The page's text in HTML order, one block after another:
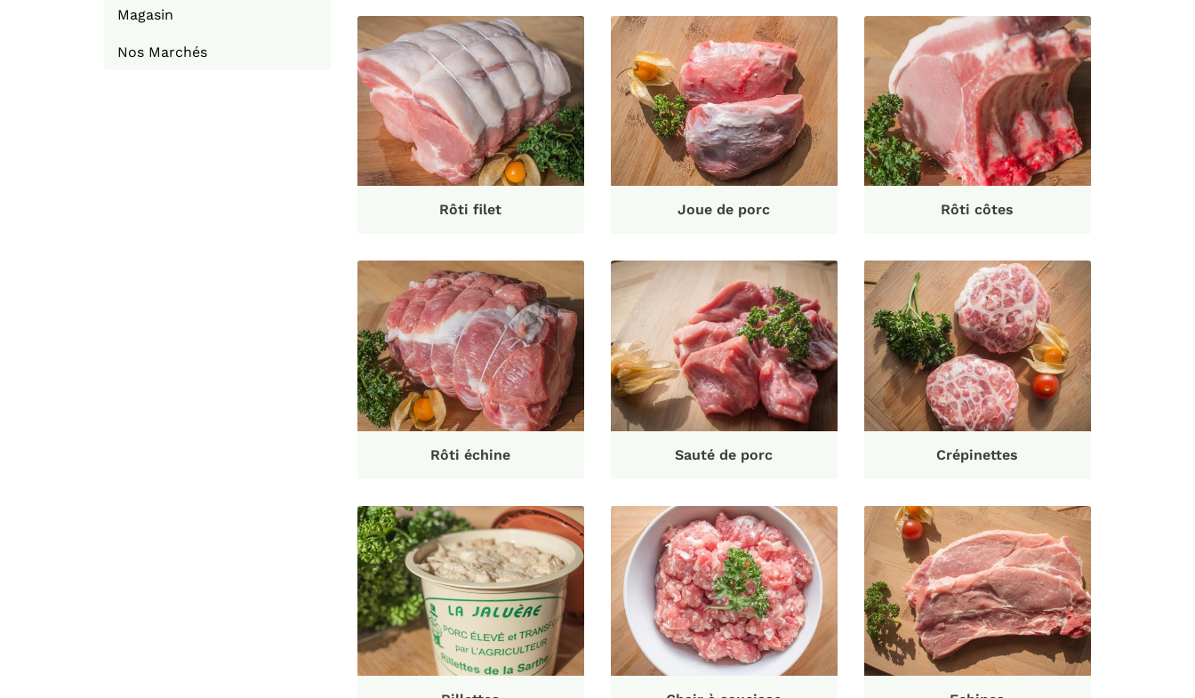
Magasin
Nos Marchés
Rôti filet Joue de porc Rôti côtes
Rôti échine Sauté de porc Crépinettes